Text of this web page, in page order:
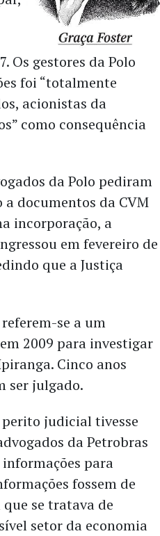
Os gestores da Polo
foi “totalmente
acionistas da
como consequência
da Polo pediram
documentos da CVM
incorporação, a
em fevereiro de
que a Justiça
se a um
2009 para investigar
Cinco anos
ser julgado.
judicial tivesse
da Petrobras
para
fossem de
se tratava de
setor da economia